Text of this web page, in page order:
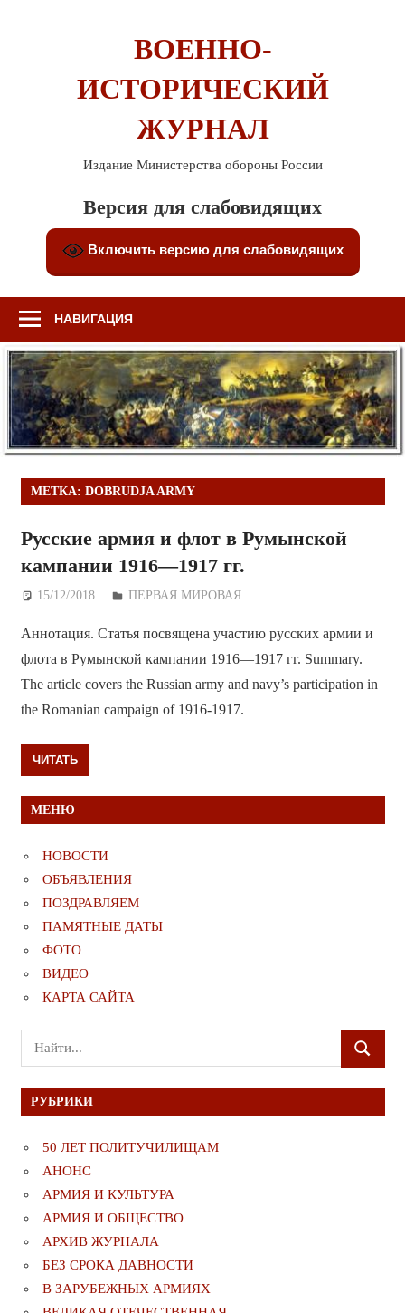
ВОЕННО-
ИСТОРИЧЕСКИЙ
ЖУРНАЛ
Издание Министерства обороны России
Версия для слабовидящих
Включить версию для слабовидящих
НАВИГАЦИЯ
МЕТКА: DOBRUDJA ARMY
Русские армия и флот в Румынской
кампании 1916—1917 гг.
15/12/2018 Дежурный по Редакции
ПЕРВАЯ МИРОВАЯ
Аннотация. Статья посвящена участию русских армии и
флота в Румынской кампании 1916—1917 гг. Summary.
The article covers the Russian army and navy’s participation in
the Romanian campaign of 1916-1917.
ЧИТАТЬ
МЕНЮ
НОВОСТИ
ОБЪЯВЛЕНИЯ
ПОЗДРАВЛЯЕМ
ПАМЯТНЫЕ ДАТЫ
ФОТО
ВИДЕО
КАРТА САЙТА
Поиск
для:
ПОИСК
РУБРИКИ
50 ЛЕТ ПОЛИТУЧИЛИЩАМ
АНОНС
АРМИЯ И КУЛЬТУРА
АРМИЯ И ОБЩЕСТВО
АРХИВ ЖУРНАЛА
БЕЗ СРОКА ДАВНОСТИ
В ЗАРУБЕЖНЫХ АРМИЯХ